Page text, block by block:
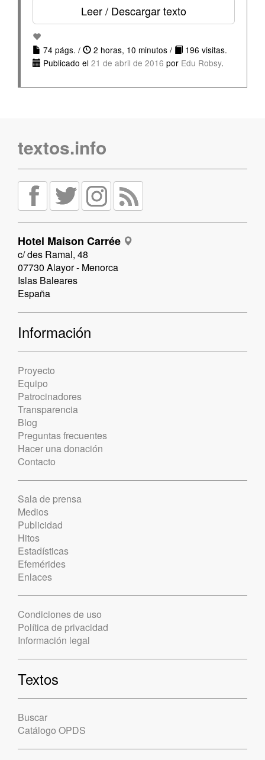
Leer / Descargar texto
74 págs. / 2 horas, 10 minutos /
196 visitas.
Publicado el 21 de abril de 2016 por Edu Robsy.
textos.info
Hotel Maison Carrée
c/ des Ramal, 48
07730 Alayor - Menorca
Islas Baleares
España
Información
Proyecto
Equipo
Patrocinadores
Transparencia
Blog
Preguntas frecuentes
Hacer una donación
Contacto
Sala de prensa
Medios
Publicidad
Hitos
Estadísticas
Efemérides
Enlaces
Condiciones de uso
Política de privacidad
Información legal
Textos
Buscar
Catálogo OPDS